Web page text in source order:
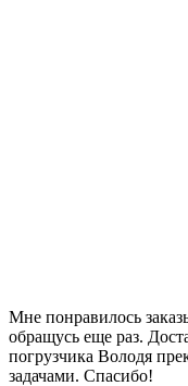
Мне понравилось
обращусь еще раз.
погрузчика Володя
задачами. Спасибо!